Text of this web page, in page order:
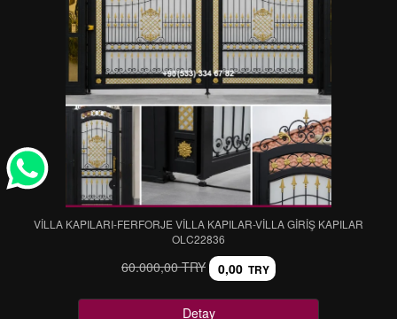
VİLLA KAPILARI-FERFORJE VİLLA KAPILAR-VİLLA GİRİŞ KAPILAR
OLC22836
60.000,00 TRY 0,00 TRY
Detay